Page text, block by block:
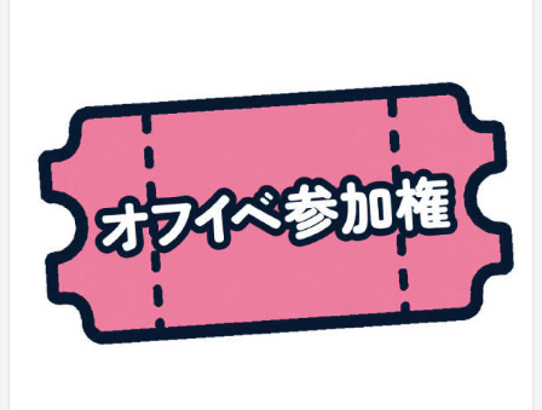
※支援時間は2026年6月10日20時00分00秒～2026年7
月1日23時59分00秒までとなります。詳細はプロジェク
トページ内の「残り時間」をご確認ください。
※時間を過ぎてのご購入は一切できませんので、お時間
に余裕を持ってご購入ください。
※ソレオスの仕様として、【クレジットカード】の分割
払いの対応はしておりません。ご希望の場合は、ご購入
後、各クレジットカード会社様の分割払いをご利用くだ